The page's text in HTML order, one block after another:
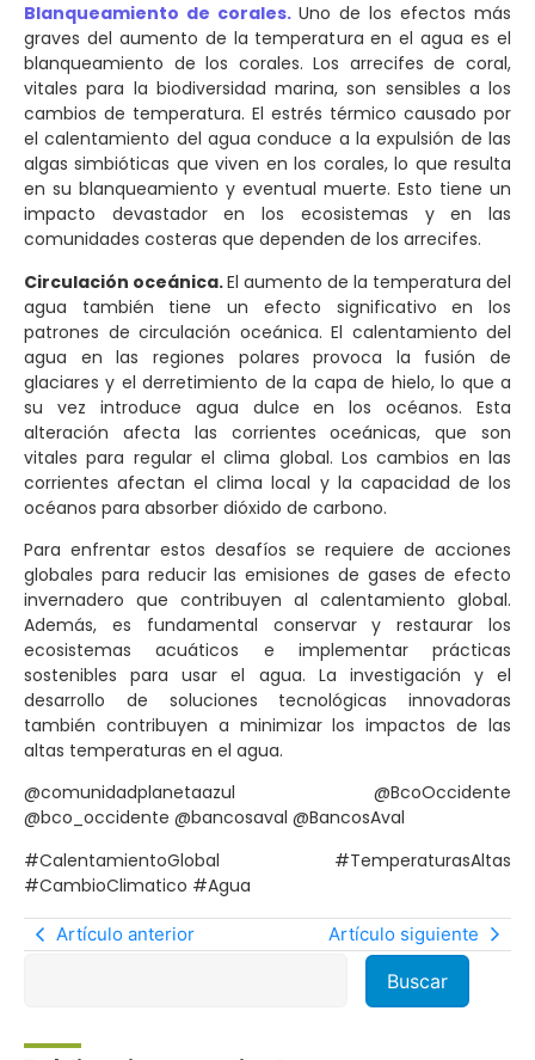
Blanqueamiento de corales. Uno de los efectos más
graves del aumento de la temperatura en el agua es el
blanqueamiento de los corales. Los arrecifes de coral,
vitales para la biodiversidad marina, son sensibles a los
cambios de temperatura. El estrés térmico causado por
el calentamiento del agua conduce a la expulsión de las
algas simbióticas que viven en los corales, lo que resulta
en su blanqueamiento y eventual muerte. Esto tiene un
impacto devastador en los ecosistemas y en las
comunidades costeras que dependen de los arrecifes.
Circulación oceánica.El aumento de la temperatura del
agua también tiene un efecto significativo en los
patrones de circulación oceánica. El calentamiento del
agua en las regiones polares provoca la fusión de
glaciares y el derretimiento de la capa de hielo, lo que a
su vez introduce agua dulce en los océanos. Esta
alteración afecta las corrientes oceánicas, que son
vitales para regular el clima global. Los cambios en las
corrientes afectan el clima local y la capacidad de los
océanos para absorber dióxido de carbono.
Para enfrentar estos desafíos se requiere de acciones
globales para reducir las emisiones de gases de efecto
invernadero que contribuyen al calentamiento global.
Además, es fundamental conservar y restaurar los
ecosistemas acuáticos e implementar prácticas
sostenibles para usar el agua. La investigación y el
desarrollo de soluciones tecnológicas innovadoras
también contribuyen a minimizar los impactos de las
altas temperaturas en el agua.
@comunidadplanetaazul @BcoOccidente
@bco_occidente @bancosaval @BancosAval
#CalentamientoGlobal #TemperaturasAltas
#CambioClimatico #Agua
Artículo anterior Artículo siguiente